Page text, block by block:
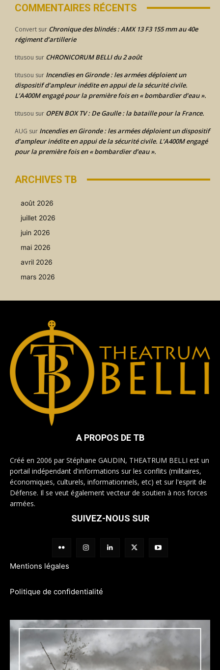
COMMENTAIRES RÉCENTS
Convert sur Chronique des blindés : AMX 13 F3 155 mm au 40e
régiment d’artillerie
titusou sur CHRONICORUM BELLI du 2 août
titusou sur Incendies en Gironde : les armées déploient un
dispositif d’ampleur inédite en appui de la sécurité civile.
L’A400M engagé pour la première fois en « bombardier d’eau ».
titusou sur OPEN BOX TV : De Gaulle : la bataille pour la France.
AUG sur Incendies en Gironde : les armées déploient un dispositif
d’ampleur inédite en appui de la sécurité civile. L’A400M engagé
pour la première fois en « bombardier d’eau ».
ARCHIVES TB
août 2026
juillet 2026
juin 2026
mai 2026
avril 2026
mars 2026
A PROPOS DE TB
Créé en 2006 par Stéphane GAUDIN, THEATRUM BELLI est un
portail indépendant d'informations sur les conflits (militaires,
économiques, culturels, informationnels, etc) et sur l'esprit de
Défense. Il se veut également vecteur de soutien à nos forces
armées.
SUIVEZ-NOUS SUR
Mentions légales
Politique de confidentialité